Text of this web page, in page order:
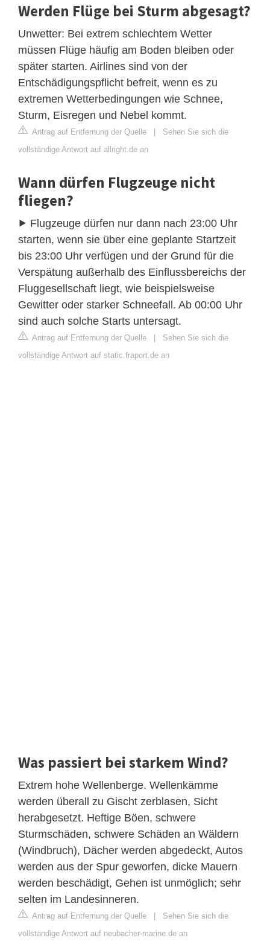
Werden Flüge bei Sturm abgesagt?
Unwetter: Bei extrem schlechtem Wetter
müssen Flüge häufig am Boden bleiben oder
später starten. Airlines sind von der
Entschädigungspflicht befreit, wenn es zu
extremen Wetterbedingungen wie Schnee,
Sturm, Eisregen und Nebel kommt.
Antrag auf Entfernung der Quelle | Sehen Sie sich die
vollständige Antwort auf allright.de an
Wann dürfen Flugzeuge nicht
fliegen?
⯈ Flugzeuge dürfen nur dann nach 23:00 Uhr
starten, wenn sie über eine geplante Startzeit
bis 23:00 Uhr verfügen und der Grund für die
Verspätung außerhalb des Einflussbereichs der
Fluggesellschaft liegt, wie beispielsweise
Gewitter oder starker Schneefall. Ab 00:00 Uhr
sind auch solche Starts untersagt.
Antrag auf Entfernung der Quelle | Sehen Sie sich die
vollständige Antwort auf static.fraport.de an
Was passiert bei starkem Wind?
Extrem hohe Wellenberge. Wellenkämme
werden überall zu Gischt zerblasen, Sicht
herabgesetzt. Heftige Böen, schwere
Sturmschäden, schwere Schäden an Wäldern
(Windbruch), Dächer werden abgedeckt, Autos
werden aus der Spur geworfen, dicke Mauern
werden beschädigt, Gehen ist unmöglich; sehr
selten im Landesinneren.
Antrag auf Entfernung der Quelle | Sehen Sie sich die
vollständige Antwort auf neubacher-marine.de an